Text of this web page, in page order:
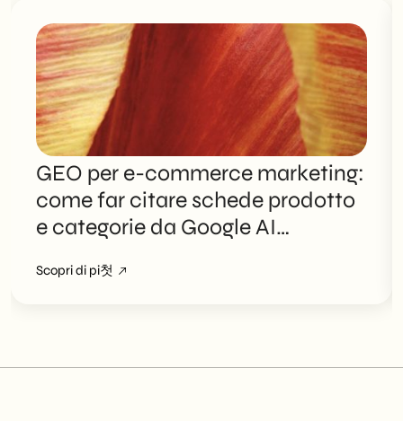
GEO per e-commerce marketing:
come far citare schede prodotto
e categorie da Google AI
Scopri di pi첫